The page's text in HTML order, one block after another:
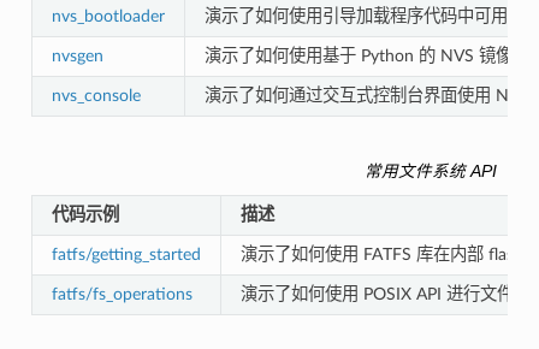
nvs_bootloader 演示了如何使用引导加载程序代码中可用的
nvsgen 演示了如何使用基于 Python 的 NVS 镜像生
nvs_console 演示了如何通过交互式控制台界面使用 NVS
常用文件系统 API
代码示例 描述
fatfs/getting_started 演示了如何使用 FATFS 库在内部 flash
fatfs/fs_operations 演示了如何使用 POSIX API 进行文件